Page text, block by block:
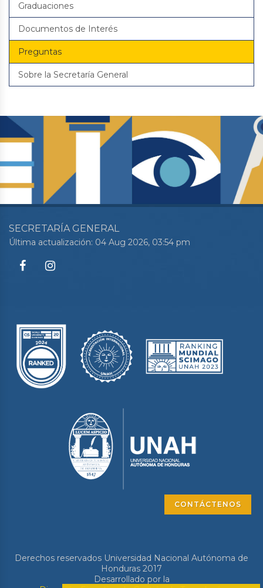
Graduaciones
Documentos de Interés
Preguntas
Sobre la Secretaría General
SECRETARÍA GENERAL
Última actualización: 04 Aug 2026, 03:54 pm
CONTÁCTENOS
Derechos reservados Universidad Nacional Autónoma de
Honduras 2017
Desarrollado por la